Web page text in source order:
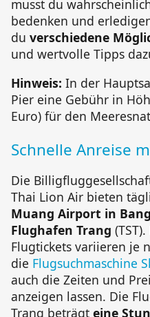
musst du
bedenken und
du verschiedene
und wertvolle Tipps
Hinweis: In der
Pier eine Gebühr in
Euro) für den
Schnelle Anreise
Die
Thai Lion Air bieten
Muang Airport in
Flughafen Trang
Flugtickets variieren je
die Flugsuchmaschine
auch die Zeiten und
anzeigen lassen. Die
Trang beträgt eine